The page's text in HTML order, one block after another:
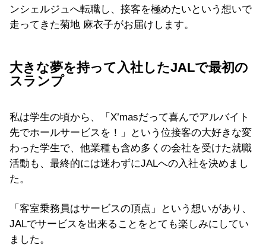
ンシェルジュへ転職し、接客を極めたいという想いで
走ってきた菊地 麻衣子がお届けします。
大きな夢を持って入社したJALで最初の
スランプ
私は学生の頃から、「X’masだって喜んでアルバイト
先でホールサービスを！」という位接客の大好きな変
わった学生で、他業種も含め多くの会社を受けた就職
活動も、最終的には迷わずにJALへの入社を決めまし
た。
「客室乗務員はサービスの頂点」という想いがあり、
JALでサービスを出来ることをとても楽しみにしてい
ました。